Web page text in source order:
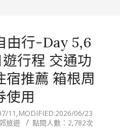
由行-Day 5,6
行程 交通功
宿推薦 箱根周
使用
11 ,MODIFIED:2026/06/23
旅遊 點閱人數：2,782次